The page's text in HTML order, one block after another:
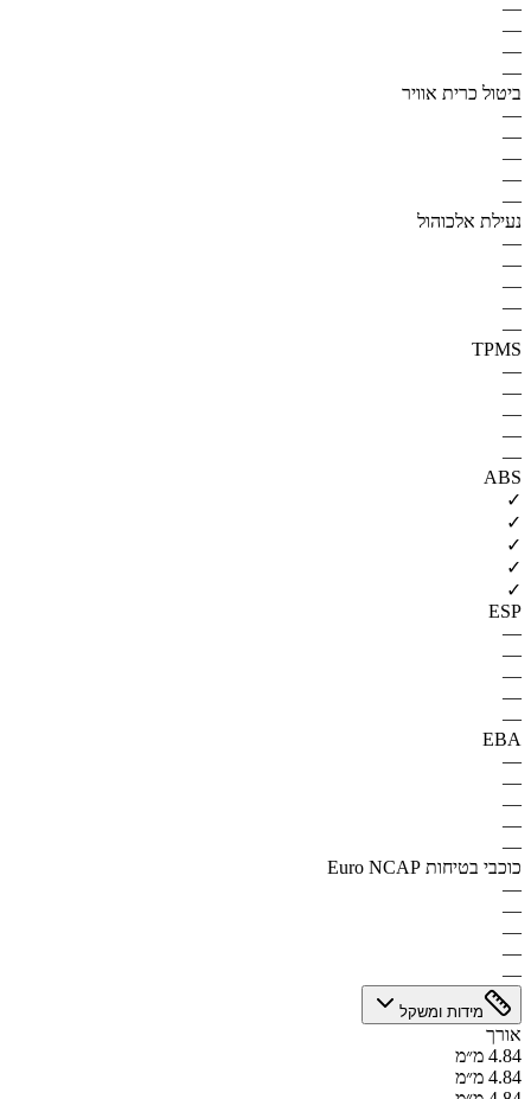
—
—
—
—
ביטול כרית אוויר
—
—
—
—
—
נעילת אלכוהול
—
—
—
—
—
TPMS
—
—
—
—
—
ABS
✓
✓
✓
✓
✓
ESP
—
—
—
—
—
EBA
—
—
—
—
—
כוכבי בטיחות Euro NCAP
—
—
—
—
—
מידות ומשקל
אורך
4.84 מ״מ
4.84 מ״מ